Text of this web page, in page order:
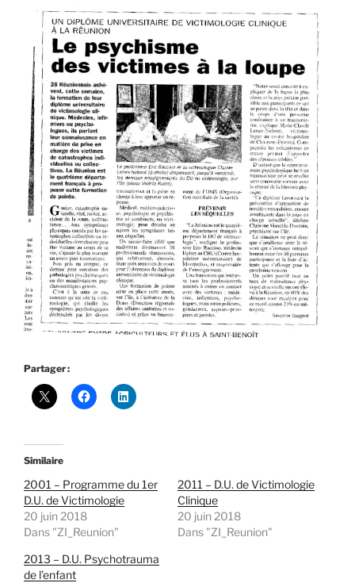
Partager :
Similaire
2001 – Programme du 1er
D.U. de Victimologie
20 juin 2018
Dans "ZI_Reunion"
2011 – D.U. de Victimologie
Clinique
20 juin 2018
Dans "ZI_Reunion"
2013 – D.U. Psychotrauma
de l’enfant